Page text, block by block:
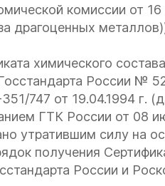
комиссии от
драгоценных
химического
России №
747 от 19.04.1994 г.
ГТК России от 08
утратившим силу на
получения
России и